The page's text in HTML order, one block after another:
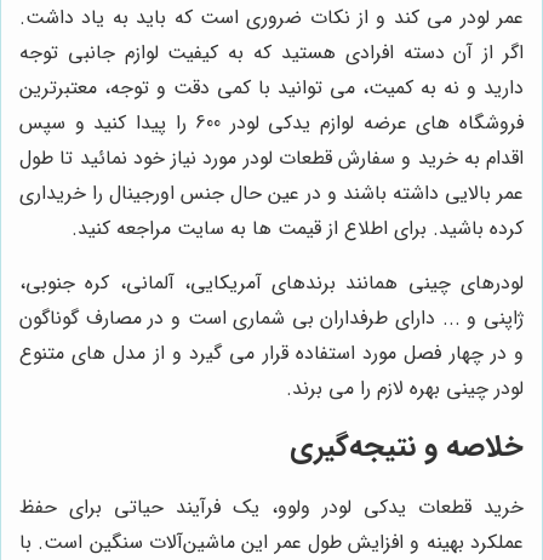
عمر لودر می کند و از نکات ضروری است که باید به یاد داشت.
اگر از آن دسته افرادی هستید که به کیفیت لوازم جانبی توجه
دارید و نه به کمیت، می توانید با کمی دقت و توجه، معتبرترین
فروشگاه های عرضه لوازم یدکی لودر 600 را پیدا کنید و سپس
اقدام به خرید و سفارش قطعات لودر مورد نیاز خود نمائید تا طول
عمر بالایی داشته باشند و در عین حال جنس اورجینال را خریداری
کرده باشید. برای اطلاع از قیمت ها به سایت مراجعه کنید.
لودرهای چینی همانند برندهای آمریکایی، آلمانی، کره جنوبی،
ژاپنی و ... دارای طرفداران بی شماری است و در مصارف گوناگون
و در چهار فصل مورد استفاده قرار می گیرد و از مدل های متنوع
لودر چینی بهره لازم را می برند.
خلاصه و نتیجه‌گیری
خرید قطعات یدکی لودر ولوو، یک فرآیند حیاتی برای حفظ
عملکرد بهینه و افزایش طول عمر این ماشین‌آلات سنگین است. با